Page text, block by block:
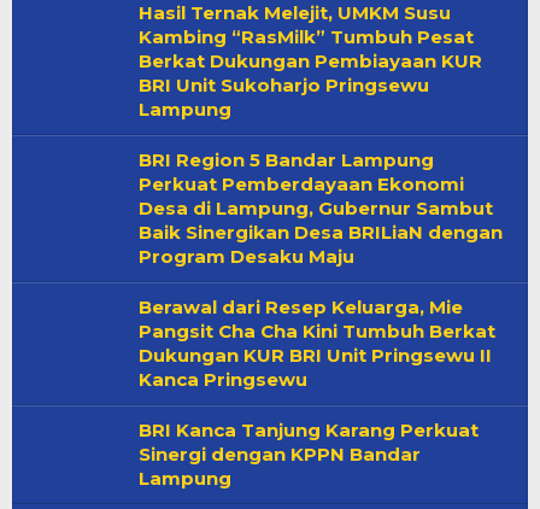
Hasil Ternak Melejit, UMKM Susu
Kambing “RasMilk” Tumbuh Pesat
Berkat Dukungan Pembiayaan KUR
BRI Unit Sukoharjo Pringsewu
Lampung
BRI Region 5 Bandar Lampung
Perkuat Pemberdayaan Ekonomi
Desa di Lampung, Gubernur Sambut
Baik Sinergikan Desa BRILiaN dengan
Program Desaku Maju
Berawal dari Resep Keluarga, Mie
Pangsit Cha Cha Kini Tumbuh Berkat
Dukungan KUR BRI Unit Pringsewu II
Kanca Pringsewu
BRI Kanca Tanjung Karang Perkuat
Sinergi dengan KPPN Bandar
Lampung